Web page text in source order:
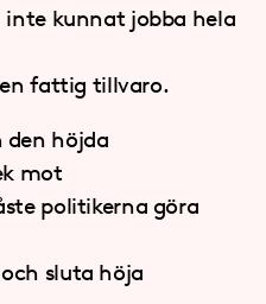
inte kunnat jobba hela
fattig tillvaro.
den höjda
mot
politikerna göra
sluta höja